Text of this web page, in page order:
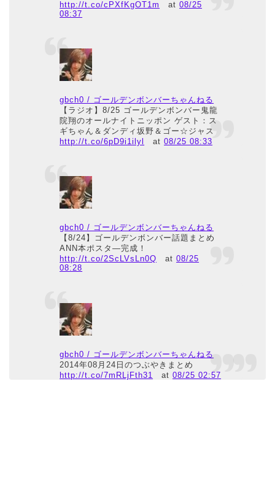
http://t.co/cPXfKgOT1m at08/25
08:37
gbch0 / ゴールデンボンバーちゃんねる
【ラジオ】8/25 ゴールデンボンバー鬼龍
院翔のオールナイトニッポン ゲスト：ス
ギちゃん＆ダンディ坂野＆ゴー☆ジャス
http://t.co/6pD9i1ilyl
at08/25 08:33
gbch0 / ゴールデンボンバーちゃんねる
【8/24】ゴールデンボンバー話題まとめ
ANN本ポスタ―完成！
http://t.co/2ScLVsLn0Q at08/25
08:28
gbch0 / ゴールデンボンバーちゃんねる
2014年08月24日のつぶやきまとめ
http://t.co/7mRLjFth31
at08/25 02:57